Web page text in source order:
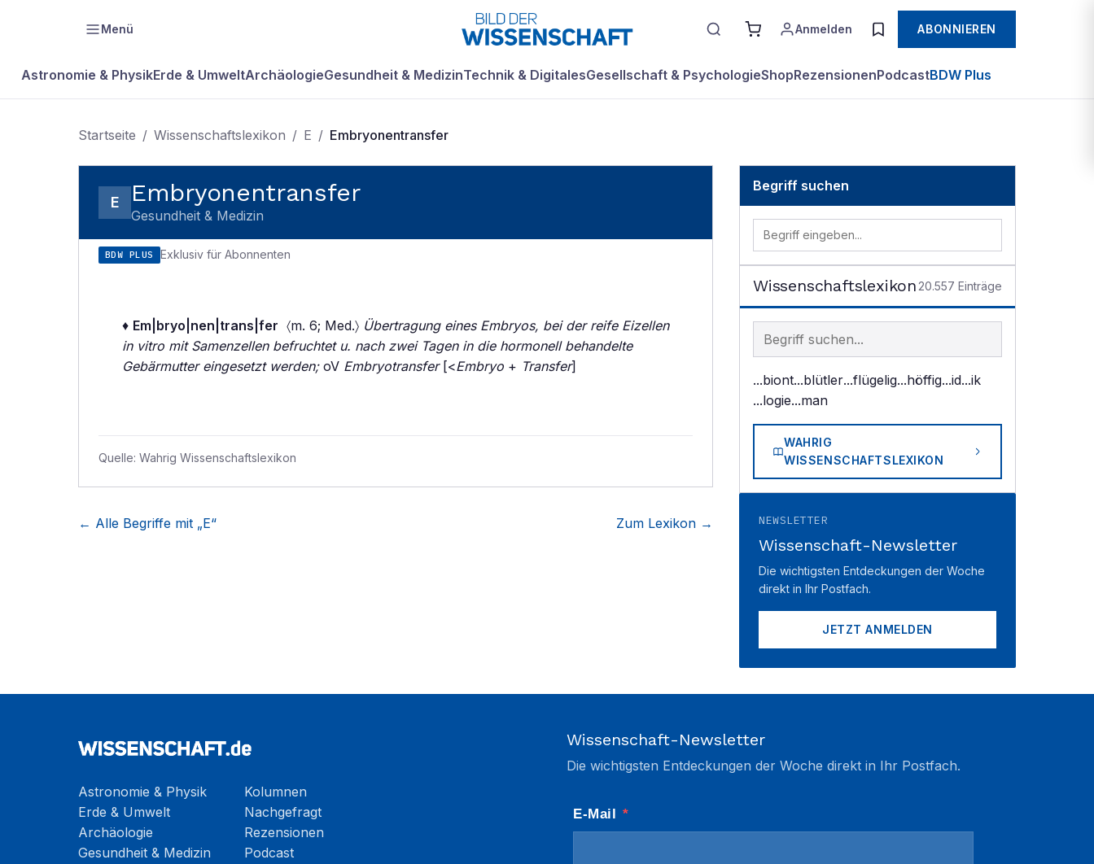
Menü Anmelden ABONNIEREN
Astronomie & PhysikErde & UmweltArchäologieGesundheit & MedizinTechnik & DigitalesGesellschaft & PsychologieShopRezensionenPodcastBDW Plus
Startseite / Wissenschaftslexikon / E / Embryonentransfer
E Embryonentransfer
Gesundheit & Medizin
BDW PLUS Exklusiv für Abonnenten
♦ Em|bryo|nen|trans|fer 〈m. 6; Med.〉 Übertragung eines Embryos, bei der reife Eizellen
in vitro mit Samenzellen befruchtet u. nach zwei Tagen in die hormonell behandelte
Gebärmutter eingesetzt werden;oV Embryotransfer[<Embryo + Transfer]
Quelle: Wahrig Wissenschaftslexikon
← Alle Begriffe mit „E“ Zum Lexikon →
Begriff suchen
Wissenschaftslexikon 20.557 Einträge
Begriff im Lexikon suchen
...biont...blütler...flügelig...höffig...id...ik
...logie...man
WAHRIG
WISSENSCHAFTSLEXIKON
NEWSLETTER
Wissenschaft-Newsletter
Die wichtigsten Entdeckungen der Woche
direkt in Ihr Postfach.
JETZT ANMELDEN
Astronomie & Physik
Erde & Umwelt
Archäologie
Gesundheit & Medizin
Kolumnen
Nachgefragt
Rezensionen
Podcast
Wissenschaft-Newsletter
Die wichtigsten Entdeckungen der Woche direkt in Ihr Postfach.